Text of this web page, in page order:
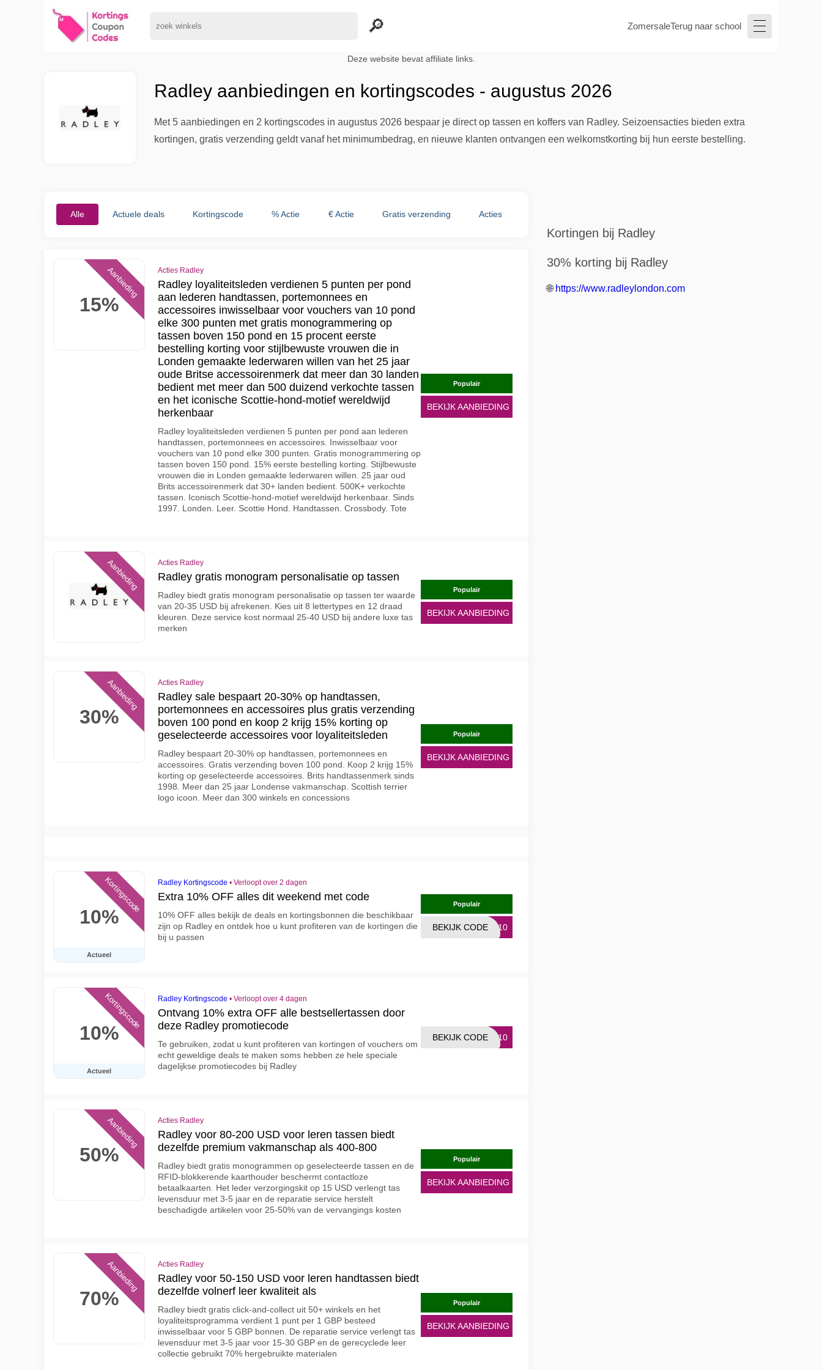
ZomersaleTerug naar school
Deze website bevat affiliate links.
Radley aanbiedingen en kortingscodes - augustus 2026
Met 5 aanbiedingen en 2 kortingscodes in augustus 2026 bespaar je direct op tassen en koffers van Radley. Seizoensacties bieden extra
kortingen, gratis verzending geldt vanaf het minimumbedrag, en nieuwe klanten ontvangen een welkomstkorting bij hun eerste bestelling.
Alle Actuele deals Kortingscode % Actie € Actie Gratis verzending Acties
15%
Aanbieding Acties Radley
Radley loyaliteitsleden verdienen 5 punten per pond
aan lederen handtassen, portemonnees en
accessoires inwisselbaar voor vouchers van 10 pond
elke 300 punten met gratis monogrammering op
tassen boven 150 pond en 15 procent eerste
bestelling korting voor stijlbewuste vrouwen die in
Londen gemaakte lederwaren willen van het 25 jaar
oude Britse accessoirenmerk dat meer dan 30 landen
bedient met meer dan 500 duizend verkochte tassen
en het iconische Scottie-hond-motief wereldwijd
herkenbaar
Radley loyaliteitsleden verdienen 5 punten per pond aan lederen
handtassen, portemonnees en accessoires. Inwisselbaar voor
vouchers van 10 pond elke 300 punten. Gratis monogrammering op
tassen boven 150 pond. 15% eerste bestelling korting. Stijlbewuste
vrouwen die in Londen gemaakte lederwaren willen. 25 jaar oud
Brits accessoirenmerk dat 30+ landen bedient. 500K+ verkochte
tassen. Iconisch Scottie-hond-motief wereldwijd herkenbaar. Sinds
1997. Londen. Leer. Scottie Hond. Handtassen. Crossbody. Tote
Populair
BEKIJK AANBIEDING
Aanbieding Acties Radley
Radley gratis monogram personalisatie op tassen
Radley biedt gratis monogram personalisatie op tassen ter waarde
van 20-35 USD bij afrekenen. Kies uit 8 lettertypes en 12 draad
kleuren. Deze service kost normaal 25-40 USD bij andere luxe tas
merken
Populair
BEKIJK AANBIEDING
30%
Aanbieding Acties Radley
Radley sale bespaart 20-30% op handtassen,
portemonnees en accessoires plus gratis verzending
boven 100 pond en koop 2 krijg 15% korting op
geselecteerde accessoires voor loyaliteitsleden
Radley bespaart 20-30% op handtassen, portemonnees en
accessoires. Gratis verzending boven 100 pond. Koop 2 krijg 15%
korting op geselecteerde accessoires. Brits handtassenmerk sinds
1998. Meer dan 25 jaar Londense vakmanschap. Scottish terrier
logo icoon. Meer dan 300 winkels en concessions
Populair
BEKIJK AANBIEDING
10%
Actueel
Kortingscode Radley Kortingscode • Verloopt over 2 dagen
Extra 10% OFF alles dit weekend met code
10% OFF alles bekijk de deals en kortingsbonnen die beschikbaar
zijn op Radley en ontdek hoe u kunt profiteren van de kortingen die
bij u passen
Populair
EY10
BEKIJK CODE
10%
Actueel
Kortingscode Radley Kortingscode • Verloopt over 4 dagen
Ontvang 10% extra OFF alle bestsellertassen door
deze Radley promotiecode
Te gebruiken, zodat u kunt profiteren van kortingen of vouchers om
echt geweldige deals te maken soms hebben ze hele speciale
dagelijkse promotiecodes bij Radley
RA10
BEKIJK CODE
50%
Aanbieding Acties Radley
Radley voor 80-200 USD voor leren tassen biedt
dezelfde premium vakmanschap als 400-800
Radley biedt gratis monogrammen op geselecteerde tassen en de
RFID-blokkerende kaarthouder beschermt contactloze
betaalkaarten. Het leder verzorgingskit op 15 USD verlengt tas
levensduur met 3-5 jaar en de reparatie service herstelt
beschadigde artikelen voor 25-50% van de vervangings kosten
Populair
BEKIJK AANBIEDING
70%
Aanbieding Acties Radley
Radley voor 50-150 USD voor leren handtassen biedt
dezelfde volnerf leer kwaliteit als
Radley biedt gratis click-and-collect uit 50+ winkels en het
loyaliteitsprogramma verdient 1 punt per 1 GBP besteed
inwisselbaar voor 5 GBP bonnen. De reparatie service verlengt tas
levensduur met 3-5 jaar voor 15-30 GBP en de gerecyclede leer
collectie gebruikt 70% hergebruikte materialen
Populair
BEKIJK AANBIEDING
Kortingen bij Radley
30% korting bij Radley
🌐 https://www.radleylondon.com